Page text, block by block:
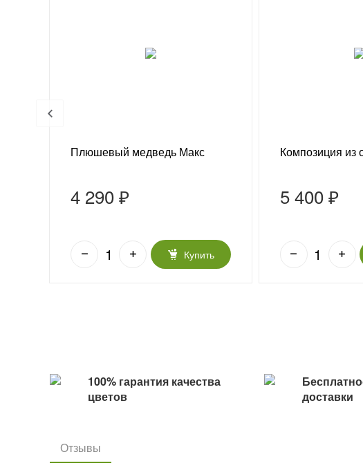
Плюшевый медведь Макс
4 290 ₽
Купить
Композиция из
5 400 ₽
100% гарантия качества
цветов
доставки
Отзывы